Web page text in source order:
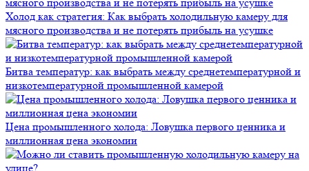
Холод как стратегия: Как выбрать холодильную камеру для
мясного производства и не потерять прибыль на усушке
Битва температур: как выбрать между среднетемпературной и
низкотемпературной промышленной камерой
Цена промышленного холода: Ловушка первого ценника и
миллионная цена экономии